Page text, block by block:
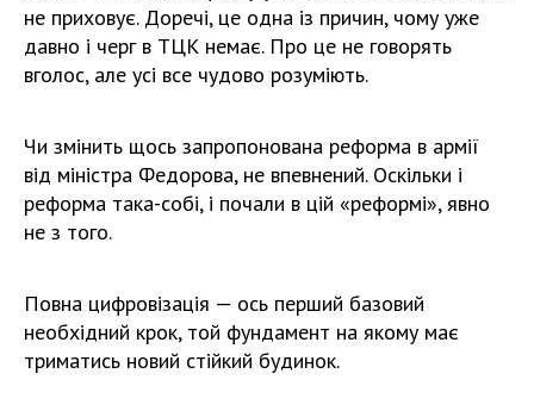
не приховує. Доречі, це одна із причин, чому уже
давно і черг в ТЦК немає. Про це не говорять
вголос, але усі все чудово розуміють.
Чи змінить щось запропонована реформа в армії
від міністра Федорова, не впевнений. Оскільки і
реформа така-собі, і почали в цій «реформі», явно
не з того.
Повна цифровізація — ось перший базовий
необхідний крок, той фундамент на якому має
триматись новий стійкий будинок.